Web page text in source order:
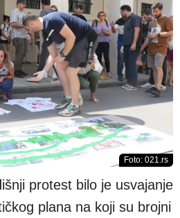
Foto: 021.rs
protest bilo je usvajanje
plana na koji su brojni